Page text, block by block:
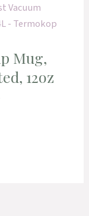
Mug,
12oz